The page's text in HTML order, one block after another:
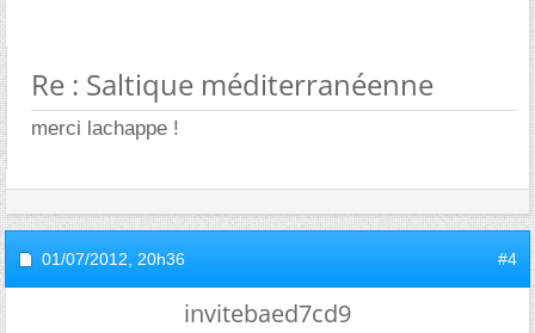
Re : Saltique méditerranéenne
merci lachappe !
01/07/2012, 20h36 #4
invitebaed7cd9